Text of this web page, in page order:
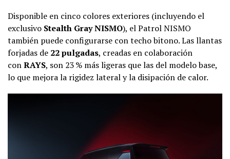
Disponible en cinco colores exteriores (incluyendo el
exclusivo Stealth Gray NISMO), el Patrol NISMO
también puede configurarse con techo bitono. Las llantas
forjadas de 22 pulgadas, creadas en colaboración
conRAYS, son 23 % más ligeras que las del modelo base,
lo que mejora la rigidez lateral y la disipación de calor.